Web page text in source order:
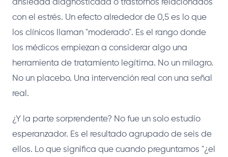
ansiedad diagnosticada o trastornos relacionados
con el estrés. Un efecto alrededor de 0,5 es lo que
los clínicos llaman "moderado". Es el rango donde
los médicos empiezan a considerar algo una
herramienta de tratamiento legítima. No un milagro.
No un placebo. Una intervención real con una señal
real.
¿Y la parte sorprendente? No fue un solo estudio
esperanzador. Es el resultado agrupado de seis de
ellos. Lo que significa que cuando preguntamos "¿el